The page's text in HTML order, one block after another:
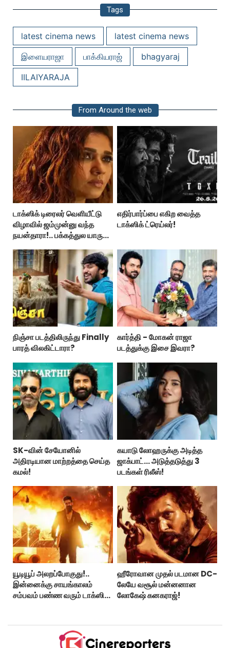
Tags
latest cinema news
latest cinema news
இளையராஜா
பாக்கியராஜ்
bhagyaraj
IILAIYARAJA
From Around the web
டாக்ஸிக் டிரைலர் வெளியீட்டு
விழாவில் ஜம்முன்னு வந்த
நயன்தாரா!.. பக்கத்துல யாரு
எதிர்பார்ப்பை எகிற வைத்த
டாக்ஸிக் ட்ரெய்லர்!
நிஞ்சா படத்திலிருந்து Finally
பாரத் விலகிட்டாரா?
கார்த்தி - மோகன் ராஜா
படத்துக்கு இசை இவரா?
SK-வின் சேயோனில்
அதிரடியான மாற்றத்தை செய்த
கமல்!
கயாடு லோஹருக்கு அடித்த
ஜாக்பாட்... அடுத்தடுத்து 3
படங்கள் ரிலீஸ்!
யூடியூப் அலறப்போகுது!..
இன்னைக்கு சாயங்காலம்
சம்பவம் பண்ண வரும் டாக்ஸிக்
ஹீரோவான முதல் படமான DC-
லேயே வசூல் மன்னனான
லோகேஷ் கனகராஜ்!